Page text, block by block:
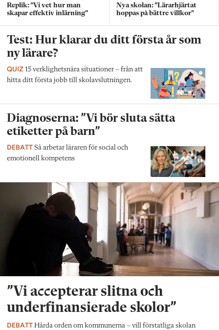
Replik: ”Vi vet hur man
skapar effektiv inlärning”
Nya skolan: ”Lärarhjärtat
hoppas på bättre villkor"
Test: Hur klarar du ditt första år som
ny lärare?
QUIZ 15 verklighetsnära situationer – från att
hitta ditt första jobb till skolavslutningen.
Diagnoserna: ”Vi bör sluta sätta
etiketter på barn”
DEBATT Så arbetar läraren för social och
emotionell kompetens
”Vi accepterar slitna och
underfinansierade skolor”
DEBATT Hårda orden om kommunerna – vill förstatliga skolan